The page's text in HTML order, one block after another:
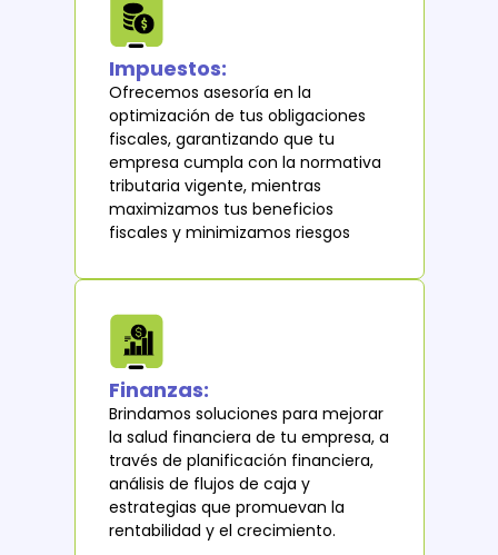
Impuestos:
Ofrecemos asesoría en la
optimización de tus obligaciones
fiscales, garantizando que tu
empresa cumpla con la normativa
tributaria vigente, mientras
maximizamos tus beneficios
fiscales y minimizamos riesgos
Finanzas:
Brindamos soluciones para mejorar
la salud financiera de tu empresa, a
través de planificación financiera,
análisis de flujos de caja y
estrategias que promuevan la
rentabilidad y el crecimiento.